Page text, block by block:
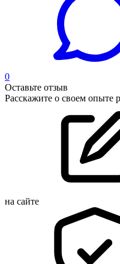
0
Оставьте отзыв
Расскажите о своем
на сайте